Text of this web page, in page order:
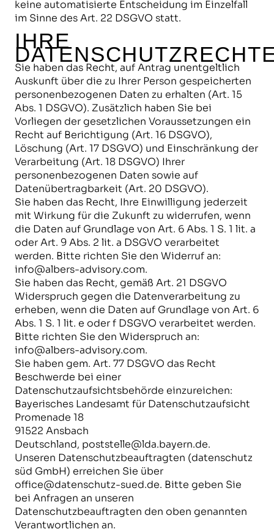
keine automatisierte Entscheidung im Einzelfall
im Sinne des Art. 22 DSGVO statt.
IHRE
Sie haben das Recht, auf Antrag unentgeltlich
Auskunft über die zu Ihrer Person gespeicherten
personenbezogenen Daten zu erhalten (Art. 15
Abs. 1 DSGVO). Zusätzlich haben Sie bei
Vorliegen der gesetzlichen Voraussetzungen ein
Recht auf Berichtigung (Art. 16 DSGVO),
Löschung (Art. 17 DSGVO) und Einschränkung der
Verarbeitung (Art. 18 DSGVO) Ihrer
personenbezogenen Daten sowie auf
Datenübertragbarkeit (Art. 20 DSGVO).
Sie haben das Recht, Ihre Einwilligung jederzeit
mit Wirkung für die Zukunft zu widerrufen, wenn
die Daten auf Grundlage von Art. 6 Abs. 1 S. 1 lit. a
oder Art. 9 Abs. 2 lit. a DSGVO verarbeitet
werden. Bitte richten Sie den Widerruf an:
info@albers-advisory.com.
Sie haben das Recht, gemäß Art. 21 DSGVO
Widerspruch gegen die Datenverarbeitung zu
erheben, wenn die Daten auf Grundlage von Art. 6
Abs. 1 S. 1 lit. e oder f DSGVO verarbeitet werden.
Bitte richten Sie den Widerspruch an:
info@albers-advisory.com.
Sie haben gem. Art. 77 DSGVO das Recht
Beschwerde bei einer
Datenschutzaufsichtsbehörde einzureichen:
Bayerisches Landesamt für Datenschutzaufsicht
Promenade 18
91522 Ansbach
Deutschland, poststelle@lda.bayern.de.
Unseren Datenschutzbeauftragten (datenschutz
süd GmbH) erreichen Sie über
office@datenschutz-sued.de. Bitte geben Sie
bei Anfragen an unseren
Datenschutzbeauftragten den oben genannten
Verantwortlichen an.